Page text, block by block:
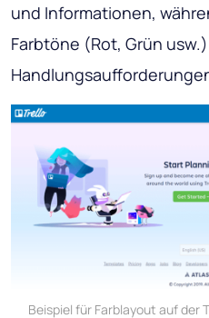
und Informationen,
Farbtöne (Rot, Grün
Beispiel für Farblayout auf der